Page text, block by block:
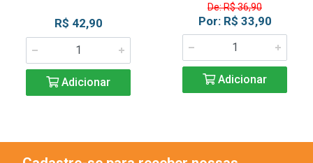
R$ 42,90
Adicionar
De: R$ 36,90
Por: R$ 33,90
Adicionar